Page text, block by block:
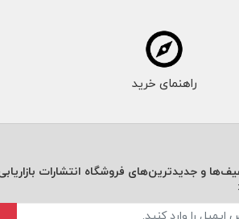
راهنمای خرید
و جدیدترین‌های فروشگاه انتشارات